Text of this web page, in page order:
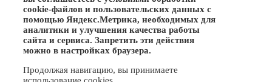
cookie-файлов и пользовательских данных с
помощью Яндекс.Метрика, необходимых для
аналитики и улучшения качества работы
сайта и сервиса. Запретить эти действия
можно в настройках браузера.
Продолжая навигацию, вы принимаете